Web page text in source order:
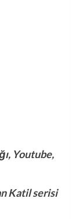
, Youtube,
Katil serisi